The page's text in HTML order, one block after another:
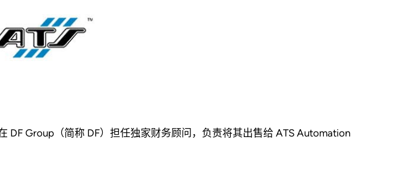
DF Group（简称 DF）担任独家财务顾问，负责将其出售给 ATS Automation